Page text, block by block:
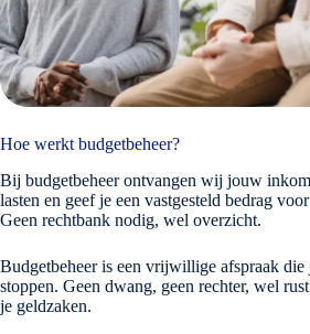
Hoe werkt budgetbeheer?
Bij budgetbeheer ontvangen wij jouw
lasten en geef je een vastgesteld bedrag
Geen rechtbank nodig, wel overzicht.
Budgetbeheer is een vrijwillige afspraak die
stoppen. Geen dwang, geen rechter, wel
je geldzaken.